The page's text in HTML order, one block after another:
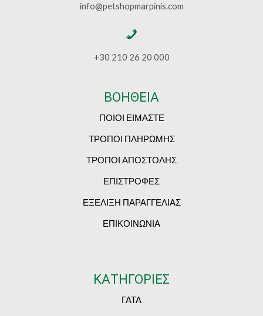
info@petshopmarpinis.com
+30 210 26 20 000
ΒΟΗΘΕΙΑ
ΠΟΙΟΙ ΕΙΜΑΣΤΕ
ΤΡΟΠΟΙ ΠΛΗΡΩΜΗΣ
ΤΡΟΠΟΙ ΑΠΟΣΤΟΛΗΣ
ΕΠΙΣΤΡΟΦΕΣ
ΕΞΕΛΙΞΗ ΠΑΡΑΓΓΕΛΙΑΣ
ΕΠΙΚΟΙΝΩΝΙΑ
ΚΑΤΗΓΟΡΙΕΣ
ΓΑΤΑ